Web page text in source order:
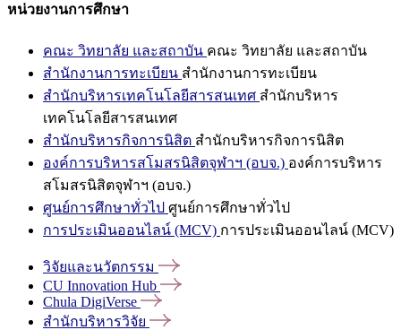
หน่วยงานการศึกษา
คณะ วิทยาลัย และสถาบัน คณะ วิทยาลัย และสถาบัน
สำนักงานการทะเบียน สำนักงานการทะเบียน
สำนักบริหารเทคโนโลยีสารสนเทศ สำนักบริหาร
เทคโนโลยีสารสนเทศ
สำนักบริหารกิจการนิสิต สำนักบริหารกิจการนิสิต
องค์การบริหารสโมสรนิสิตจุฬาฯ (อบจ.) องค์การบริหาร
สโมสรนิสิตจุฬาฯ (อบจ.)
ศูนย์การศึกษาทั่วไป ศูนย์การศึกษาทั่วไป
การประเมินออนไลน์ (MCV) การประเมินออนไลน์ (MCV)
วิจัยและนวัตกรรม
CU Innovation Hub
Chula DigiVerse
สำนักบริหารวิจัย